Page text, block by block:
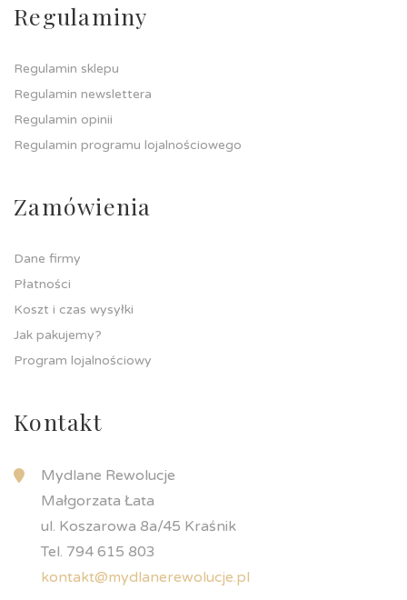
Regulaminy
Regulamin sklepu
Regulamin newslettera
Regulamin opinii
Regulamin programu lojalnościowego
Zamówienia
Dane firmy
Płatności
Koszt i czas wysyłki
Jak pakujemy?
Program lojalnościowy
Kontakt
Mydlane Rewolucje
Małgorzata Łata
ul. Koszarowa 8a/45 Kraśnik
Tel. 794 615 803
kontakt@mydlanerewolucje.pl